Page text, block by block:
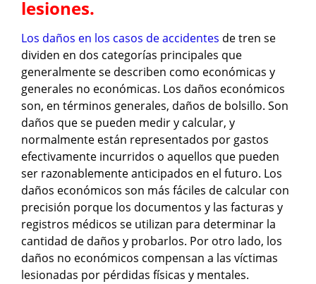
lesiones.
Los daños en los casos de accidentes de tren se
dividen en dos categorías principales que
generalmente se describen como económicas y
generales no económicas. Los daños económicos
son, en términos generales, daños de bolsillo. Son
daños que se pueden medir y calcular, y
normalmente están representados por gastos
efectivamente incurridos o aquellos que pueden
ser razonablemente anticipados en el futuro. Los
daños económicos son más fáciles de calcular con
precisión porque los documentos y las facturas y
registros médicos se utilizan para determinar la
cantidad de daños y probarlos. Por otro lado, los
daños no económicos compensan a las víctimas
lesionadas por pérdidas físicas y mentales.